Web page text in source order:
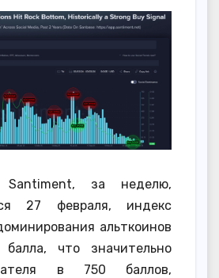
за неделю,
27 февраля, индекс
альткоинов
что значительно
в 750 баллов,